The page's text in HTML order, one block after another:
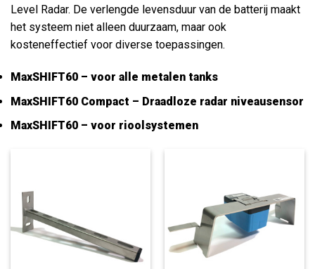
Level Radar. De verlengde levensduur van de batterij maakt
het systeem niet alleen duurzaam, maar ook
kosteneffectief voor diverse toepassingen.
MaxSHIFT60 – voor alle metalen tanks
MaxSHIFT60 Compact – Draadloze radar niveausensor
MaxSHIFT60 – voor rioolsystemen